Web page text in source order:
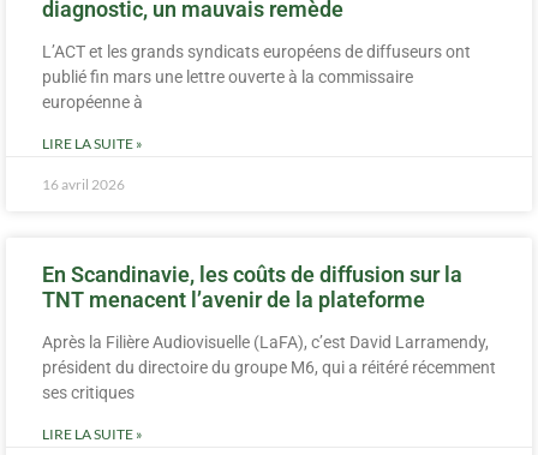
diagnostic, un mauvais remède
L’ACT et les grands syndicats européens de diffuseurs ont
publié fin mars une lettre ouverte à la commissaire
européenne à
LIRE LA SUITE »
16 avril 2026
En Scandinavie, les coûts de diffusion sur la
TNT menacent l’avenir de la plateforme
Après la Filière Audiovisuelle (LaFA), c’est David Larramendy,
président du directoire du groupe M6, qui a réitéré récemment
ses critiques
LIRE LA SUITE »